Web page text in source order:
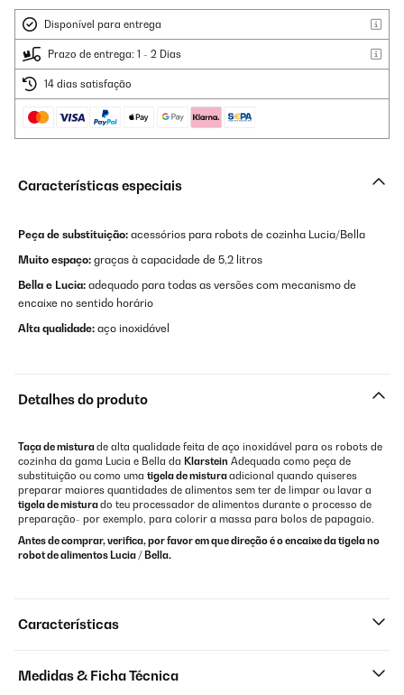
Disponível para entrega
Prazo de entrega: 1 - 2 Dias
14 dias satisfação
Características especiais
Peça de substituição: acessórios para robots de cozinha Lucia/Bella
Muito espaço: graças à capacidade de 5,2 litros
Bella e Lucia: adequado para todas as versões com mecanismo de
encaixe no sentido horário
Alta qualidade: aço inoxidável
Detalhes do produto
Taça de misturade alta qualidade feita de aço inoxidável para os robots de
cozinha da gama Lucia e Bella da Klarstein Adequada como peça de
substituição ou como uma tigela de misturaadicional quando quiseres
preparar maiores quantidades de alimentos sem ter de limpar ou lavar a
tigela de misturado teu processador de alimentos durante o processo de
preparação- por exemplo, para colorir a massa para bolos de papagaio.
Antes de comprar, verifica, por favor em que direção é o encaixe da tigela no
robot de alimentos Lucia / Bella.
Características
Medidas & Ficha Técnica